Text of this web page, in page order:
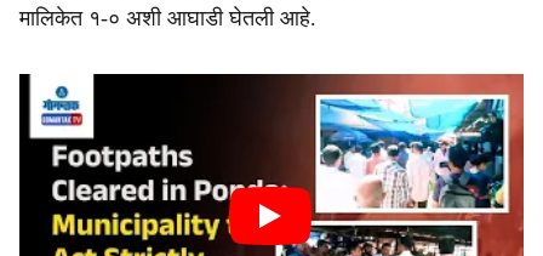
मालिकेत १-० अशी आघाडी घेतली आहे.